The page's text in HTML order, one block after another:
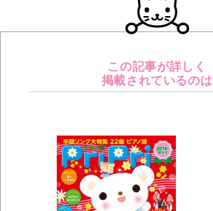
この記事が詳しく
掲載されているのは